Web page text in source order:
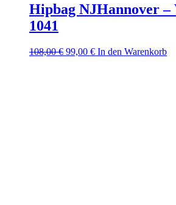
Hipbag NJHannover –
1041
108,00€ Ursprünglicher
99,00 €Aktueller
In den Warenkorb